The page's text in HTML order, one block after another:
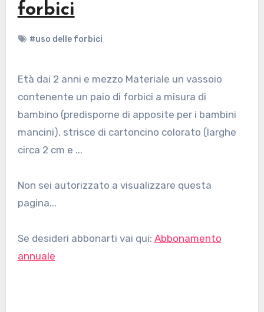
forbici
#uso delle forbici
Età dai 2 anni e mezzo Materiale un vassoio
contenente un paio di forbici a misura di
bambino (predisporne di apposite per i bambini
mancini), strisce di cartoncino colorato (larghe
circa 2 cm e ...
Non sei autorizzato a visualizzare questa
pagina...
Se desideri abbonarti vai qui: Abbonamento
annuale